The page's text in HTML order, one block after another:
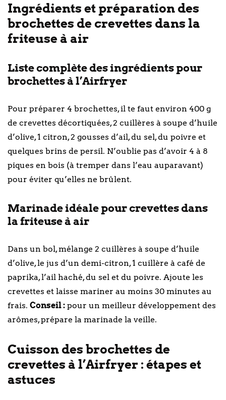
Ingrédients et préparation des
brochettes de crevettes dans la
friteuse à air
Liste complète des ingrédients pour
brochettes à l’Airfryer
Pour préparer 4 brochettes, il te faut environ 400 g
de crevettes décortiquées, 2 cuillères à soupe d’huile
d’olive, 1 citron, 2 gousses d’ail, du sel, du poivre et
quelques brins de persil. N’oublie pas d’avoir 4 à 8
piques en bois (à tremper dans l’eau auparavant)
pour éviter qu’elles ne brûlent.
Marinade idéale pour crevettes dans
la friteuse à air
Dans un bol, mélange 2 cuillères à soupe d’huile
d’olive, le jus d’un demi-citron, 1 cuillère à café de
paprika, l’ail haché, du sel et du poivre. Ajoute les
crevettes et laisse mariner au moins 30 minutes au
frais. Conseil : pour un meilleur développement des
arômes, prépare la marinade la veille.
Cuisson des brochettes de
crevettes à l’Airfryer : étapes et
astuces